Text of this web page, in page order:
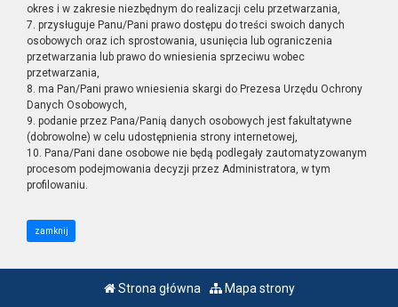
okres i w zakresie niezbędnym do realizacji celu przetwarzania,
7. przysługuje Panu/Pani prawo dostępu do treści swoich danych
osobowych oraz ich sprostowania, usunięcia lub ograniczenia
przetwarzania lub prawo do wniesienia sprzeciwu wobec
przetwarzania,
8. ma Pan/Pani prawo wniesienia skargi do Prezesa Urzędu Ochrony
Danych Osobowych,
9. podanie przez Pana/Panią danych osobowych jest fakultatywne
(dobrowolne) w celu udostępnienia strony internetowej,
10. Pana/Pani dane osobowe nie będą podlegały zautomatyzowanym
procesom podejmowania decyzji przez Administratora, w tym
profilowaniu.
zamknij
Strona główna Mapa strony